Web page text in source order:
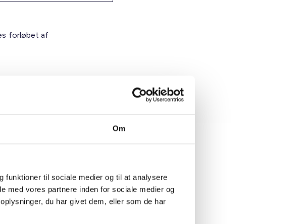
Om
funktioner til sociale medier og til at analysere
med vores partnere inden for sociale medier og
du har givet dem, eller som de har
forløbet af